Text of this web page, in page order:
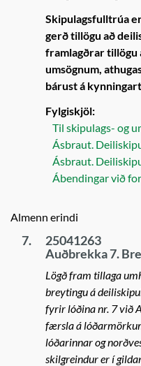
Skipulagsfulltrúa
gerð tillögu að
framlagðrar tillögu
umsögnum,
bárust á
Fylgiskjöl:
Til skipulags- og
Ásbraut.
Ásbraut.
Ábendingar við
Almenn erindi
7.
25041263
Auðbrekka 7.
Lögð fram tillaga
breytingu á
fyrir lóðina nr. 7 við
færsla á
lóðarinnar og
skilgreindur er í